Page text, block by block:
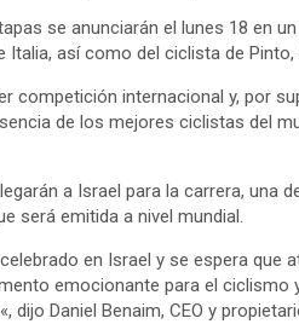
se anunciarán el lunes 18 en
así como del ciclista de
competición internacional y, por
de los mejores ciclistas del
a Israel para la carrera, una
será emitida a nivel mundial.
en Israel y se espera que
emocionante para el ciclismo
dijo Daniel Benaim, CEO y